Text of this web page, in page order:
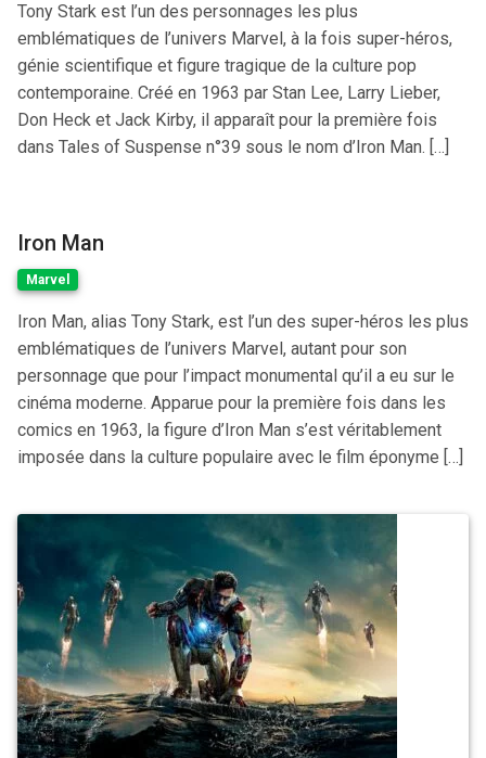
Tony Stark est l’un des personnages les plus
emblématiques de l’univers Marvel, à la fois super-héros,
génie scientifique et figure tragique de la culture pop
contemporaine. Créé en 1963 par Stan Lee, Larry Lieber,
Don Heck et Jack Kirby, il apparaît pour la première fois
dans Tales of Suspense n°39 sous le nom d’Iron Man. […]
Iron Man
Marvel
Iron Man, alias Tony Stark, est l’un des super-héros les plus
emblématiques de l’univers Marvel, autant pour son
personnage que pour l’impact monumental qu’il a eu sur le
cinéma moderne. Apparue pour la première fois dans les
comics en 1963, la figure d’Iron Man s’est véritablement
imposée dans la culture populaire avec le film éponyme […]